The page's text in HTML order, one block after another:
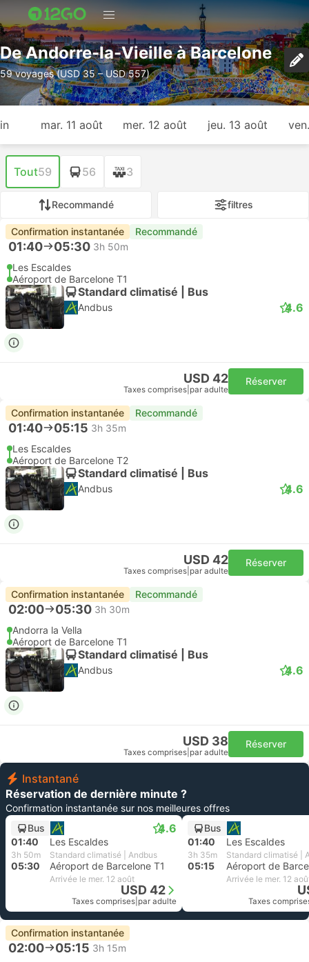
De Andorre-la-Vieille à Barcelone
59 voyages (USD 35 – USD 557)
mar. 11 août mer. 12 août jeu. 13 août
Tout59 56 3
Recommandé filtres
Confirmation instantanée Recommandé
01:40 05:30 3h 50m
Les Escaldes
Aéroport de Barcelone T1
Standard climatisé | Bus
Andbus 4.6
USD 42
Taxes comprises par adulte
Réserver
Confirmation instantanée Recommandé
01:40 05:15 3h 35m
Les Escaldes
Aéroport de Barcelone T2
Standard climatisé | Bus
Andbus 4.6
USD 42
Taxes comprises par adulte
Réserver
Confirmation instantanée Recommandé
02:00 05:30 3h 30m
Andorra la Vella
Aéroport de Barcelone T1
Standard climatisé | Bus
Andbus 4.6
USD 38
Taxes comprises par adulte
Réserver
Instantané
Réservation de dernière minute ?
Confirmation instantanée sur nos meilleures offres
Bus
4.6
01:40 Les Escaldes
3h 50m Standard climatisé | Andbus
05:30 Aéroport de Barcelone T1
Arrivée le mer. 12 août
USD 42
Taxes comprises par adulte
Bus
01:40
Les Escaldes
3h 35m Standard climatisé |
05:15 Aéroport de
Arrivée le mer. 12
Taxes
Confirmation instantanée
02:00 05:15 3h 15m